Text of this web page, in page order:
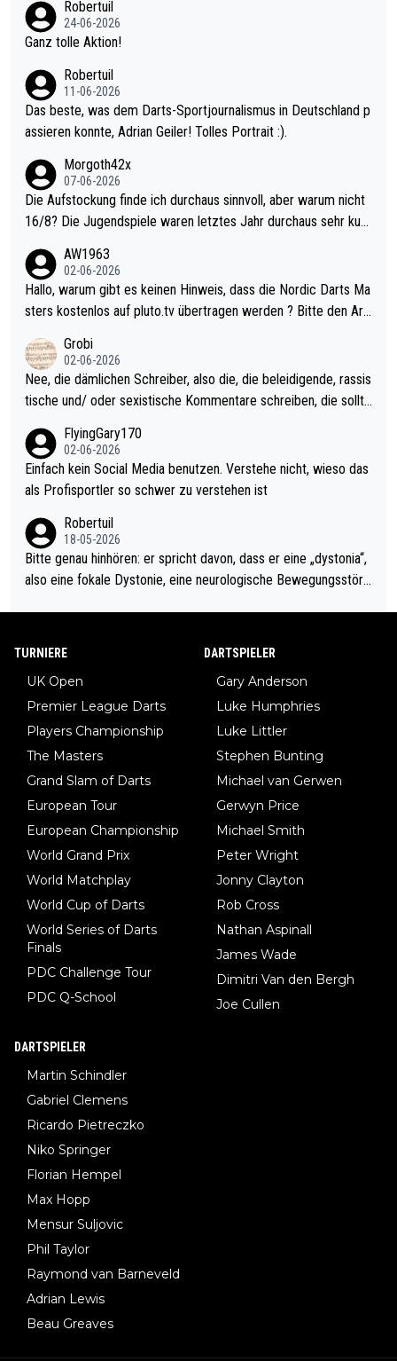
mal 40+ erst recht. Da gewinnst keinen Blumentopf - ist ja noc
h krasser wie ein Pokalspiel eines Kreisligisten vs einem Bund
Robertuil
24-06-2026
Ganz tolle Aktion!
Robertuil
11-06-2026
Das beste, was dem Darts-Sportjournalismus in Deutschland p
assieren konnte, Adrian Geiler! Tolles Portrait :).
Morgoth42x
07-06-2026
Die Aufstockung finde ich durchaus sinnvoll, aber warum nicht
16/8? Die Jugendspiele waren letztes Jahr durchaus sehr kurz
Allerdings ist Mitchell Lawrie als Nummer 1 der Welt eh qualifi
ziert. Somit ändert die automatische Qualifikation des Weltmei
sters erstmal nichts. Ich denke sie wollen damit für nächstes J
ohl wenig WDF Turniere spielen. Dies war bei Archie Self letzt
es Jahr der Fall. Er musste als amtierender Weltmeister durch
den Qualifier und ich glaube kaum, dass Mitchel sich das (in Ve
el hat.
AW1963
02-06-2026
Hallo, warum gibt es keinen Hinweis, dass die Nordic Darts Ma
sters kostenlos auf pluto.tv übertragen werden ? Bitte den Arti
Grobi
02-06-2026
Nee, die dämlichen Schreiber, also die, die beleidigende, rassis
tische und/ oder sexistische Kommentare schreiben, die sollte
s Leben in den Griff kriegen. Nur eins wundert mich: Luke Little
r war doch neulich erst derjenige, der über Social Media GvV p
rovoziert hat. Und Littlers Mutter schießt öfters mal gegen Ric
FlyingGary170
02-06-2026
Einfach kein Social Media benutzen. Verstehe nicht, wieso das
als Profisportler so schwer zu verstehen ist
Robertuil
18-05-2026
Bitte genau hinhören: er spricht davon, dass er eine „dystonia“,
also eine fokale Dystonie, eine neurologische Bewegungsstöru
be immer noch, dass sehr viele der Dartits-Fälle fälschlich psy
diese könnten teils wirksam behandelt werden! Dafür müsste
man nur zum Neurologen und nicht zum Mentaltrainer gehen…
TURNIERE
UK Open
Premier League Darts
Players Championship
The Masters
Grand Slam of Darts
European Tour
European Championship
World Grand Prix
World Matchplay
World Cup of Darts
World Series of Darts
Finals
PDC Challenge Tour
PDC Q-School
DARTSPIELER
Gary Anderson
Luke Humphries
Luke Littler
Stephen Bunting
Michael van Gerwen
Gerwyn Price
Michael Smith
Peter Wright
Jonny Clayton
Rob Cross
Nathan Aspinall
James Wade
Dimitri Van den Bergh
Joe Cullen
DARTSPIELER
Martin Schindler
Gabriel Clemens
Ricardo Pietreczko
Niko Springer
Florian Hempel
Max Hopp
Mensur Suljovic
Phil Taylor
Raymond van Barneveld
Adrian Lewis
Beau Greaves